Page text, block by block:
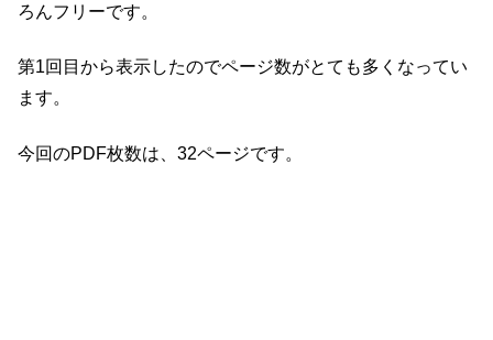
ろんフリーです。
第1回目から表示したのでページ数がとても多くなってい
ます。
今回のPDF枚数は、32ページです。